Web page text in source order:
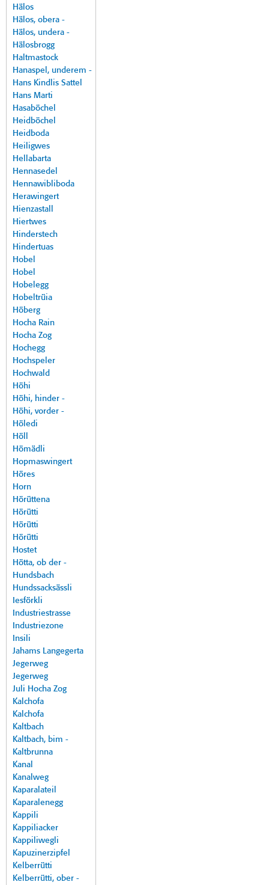
Hälos
Hälos, obera -
Hälos, undera -
Hälosbrogg
Haltmastock
Hanaspel, underem -
Hans Kindlis Sattel
Hans Marti
Hasaböchel
Heidböchel
Heidboda
Heiligwes
Hellabarta
Hennasedel
Hennawibliboda
Herawingert
Hienzastall
Hiertwes
Hinderstech
Hindertuas
Hobel
Hobel
Hobelegg
Hobeltrüia
Höberg
Hocha Rain
Hocha Zog
Hochegg
Hochspeler
Hochwald
Höhi
Höhi, hinder -
Höhi, vorder -
Höledi
Höll
Hömädli
Hopmaswingert
Höres
Horn
Hörüttena
Hörütti
Hörütti
Hörütti
Hostet
Hötta, ob der -
Hundsbach
Hundssacksässli
Iesförkli
Industriestrasse
Industriezone
Insili
Jahams Langegerta
Jegerweg
Jegerweg
Juli Hocha Zog
Kalchofa
Kalchofa
Kaltbach
Kaltbach, bim -
Kaltbrunna
Kanal
Kanalweg
Kaparalateil
Kaparalenegg
Kappili
Kappiliacker
Kappiliwegli
Kapuzinerzipfel
Kelberrütti
Kelberrütti, ober -